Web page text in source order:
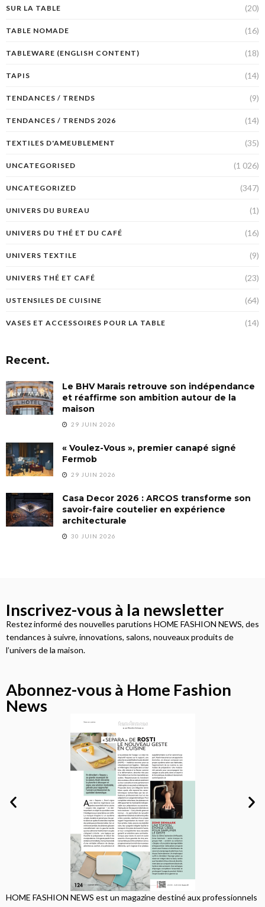
SUR LA TABLE (20)
TABLE NOMADE (16)
TABLEWARE (ENGLISH CONTENT) (18)
TAPIS (14)
TENDANCES / TRENDS (9)
TENDANCES / TRENDS 2026 (14)
TEXTILES D'AMEUBLEMENT (35)
UNCATEGORISED (1 026)
UNCATEGORIZED (347)
UNIVERS DU BUREAU (1)
UNIVERS DU THÉ ET DU CAFÉ (16)
UNIVERS TEXTILE (9)
UNIVERS THÉ ET CAFÉ (23)
USTENSILES DE CUISINE (64)
VASES ET ACCESSOIRES POUR LA TABLE (14)
Recent.
Le BHV Marais retrouve son indépendance
et réaffirme son ambition autour de la
maison
29 JUIN 2026
« Voulez-Vous », premier canapé signé
Fermob
29 JUIN 2026
Casa Decor 2026 : ARCOS transforme son
savoir-faire coutelier en expérience
architecturale
30 JUIN 2026
Inscrivez-vous à la newsletter
Restez informé des nouvelles parutions HOME FASHION NEWS, des
tendances à suivre, innovations, salons, nouveaux produits de
l’univers de la maison.
Abonnez-vous à Home Fashion
News
HOME FASHION NEWS est un magazine destiné aux professionnels